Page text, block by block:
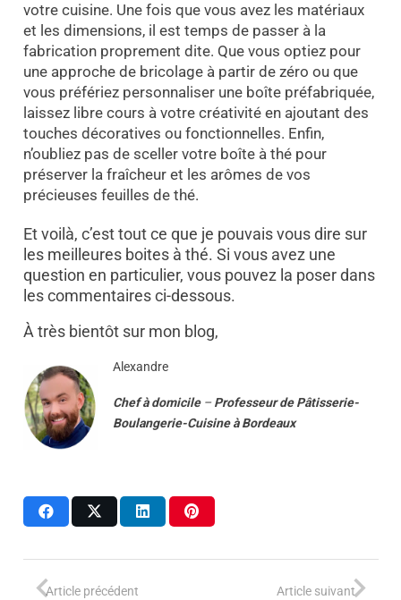
votre cuisine. Une fois que vous avez les matériaux
et les dimensions, il est temps de passer à la
fabrication proprement dite. Que vous optiez pour
une approche de bricolage à partir de zéro ou que
vous préfériez personnaliser une boîte préfabriquée,
laissez libre cours à votre créativité en ajoutant des
touches décoratives ou fonctionnelles. Enfin,
n’oubliez pas de sceller votre boîte à thé pour
préserver la fraîcheur et les arômes de vos
précieuses feuilles de thé.
Et voilà, c’est tout ce que je pouvais vous dire sur
les meilleures boites à thé. Si vous avez une
question en particulier, vous pouvez la poser dans
les commentaires ci-dessous.
À très bientôt sur mon blog,
Alexandre
Chef à domicile–Professeur de Pâtisserie-
Boulangerie-Cuisine à Bordeaux
Article précédent Article suivant